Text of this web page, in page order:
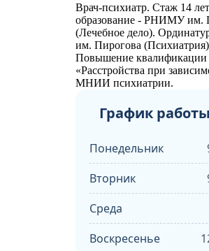
Врач-психиатр. Стаж 14
образование - РНИМУ им.
(Лечебное дело).
им. Пирогова
Повышение квалификации
«Расстройства при
МНИИ психиатрии.
График
Понедельник
Вторник
Среда
Воскресенье